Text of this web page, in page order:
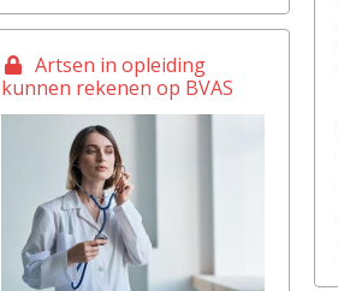
kunnen rekenen op BVAS